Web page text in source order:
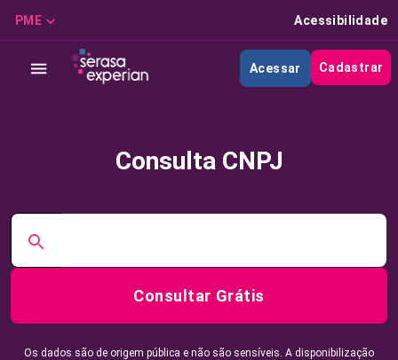
PME Acessibilidade
Acessar Cadastrar
Consulta CNPJ
Consultar Grátis
Os dados são de origem pública e não são sensíveis. A disponibilização